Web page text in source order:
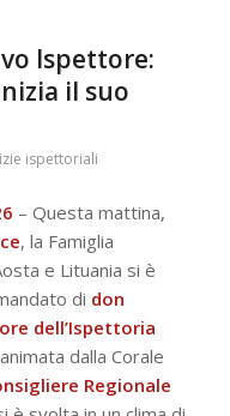
Ispettore:
il suo
ispettoriali
– Questa mattina,
, la Famiglia
e Lituania si è
di don
dell’Ispettoria
dalla Corale
Regionale